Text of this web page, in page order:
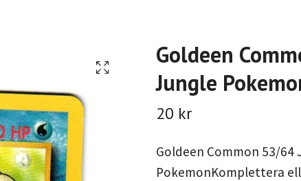
Goldeen
Jungle
20 kr
Goldeen Common 53/64
PokemonKomplettera